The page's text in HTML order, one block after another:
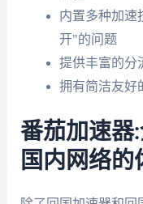
内置多种加速
开"的问题
提供丰富的分
拥有简洁友好
番茄加速器
国内网络的